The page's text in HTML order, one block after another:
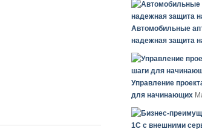
Автомобильные
надежная защита
Управление
для начинающих